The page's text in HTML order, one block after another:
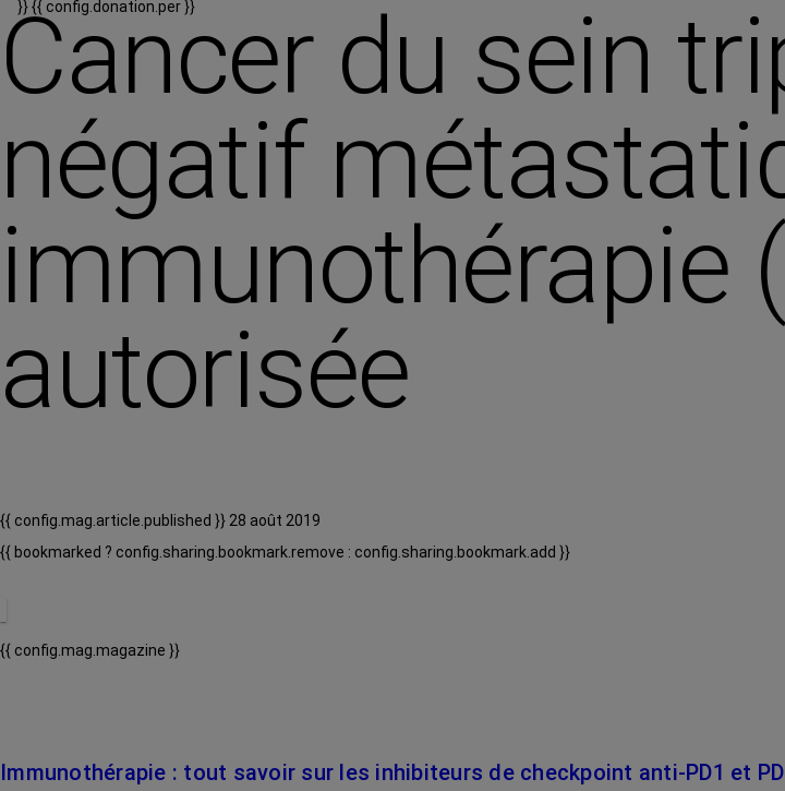
}}{{ config.donation.per }}
Cancer du sein
négatif
immunothérapie
autorisée
{{ config.mag.article.published }} 28 août 2019
{{ bookmarked ? config.sharing.bookmark.remove : config.sharing.bookmark.add }}
{{ config.mag.magazine }}
Immunothérapie : tout savoir sur les inhibiteurs de checkpoint anti-PD1 et